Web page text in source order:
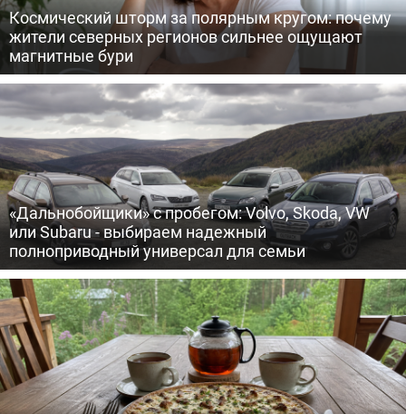
Космический шторм за полярным кругом: почему
жители северных регионов сильнее ощущают
магнитные бури
«Дальнобойщики» с пробегом: Volvo, Skoda, VW
или Subaru - выбираем надежный
полноприводный универсал для семьи